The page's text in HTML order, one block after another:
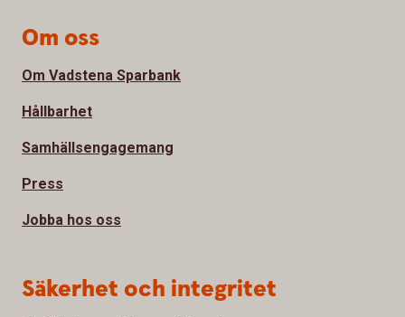
Om oss
Om Vadstena Sparbank
Hållbarhet
Samhällsengagemang
Press
Jobba hos oss
Säkerhet och integritet